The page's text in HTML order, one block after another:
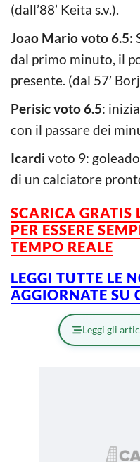
(dall’88’ Keita s.v.).
Joao Mario voto 6.5:
dal primo minuto, il
presente. (dal 57′
Perisic voto 6.5:
con il passare dei
Icardi voto 9:
di un calciatore
SCARICA GRATIS
PER ESSERE
TEMPO REALE
LEGGI TUTTE LE
AGGIORNATE SU
Leggi gli